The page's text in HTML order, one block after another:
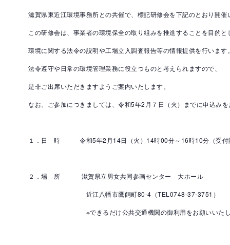
滋賀県東近江環境事務所との共催で、標記研修会を下記のとおり開催
この研修会は、事業者の環境保全の取り組みを推進することを目的と
環境に関する法令の説明や工場立入調査報告等の情報提供を行います
法令遵守や日常の環境管理業務に役立つものと考えられますので、
是非ご出席いただきますようご案内いたします。
なお、ご参加につきましては、令和5年2月７日（火）までに申込み
１．日 時 令和5年2月14日（火）14時00分～16時10分（受付
２．場 所 滋賀県立男女共同参画センター 大ホール
近江八幡市鷹飼町80-4（TEL0748-37-3751）
※できるだけ公共交通機関の御利用をお願いいたし